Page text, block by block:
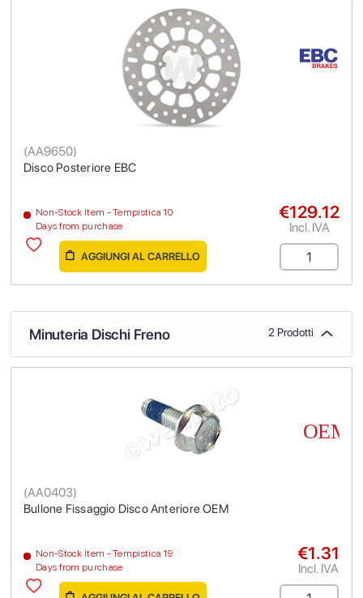
Disco Posteriore EBC
(AA9650)
Non-Stock Item - Tempistica 10
Days from purchase
€129.12
Incl. IVA
AGGIUNGI AL CARRELLO
Minuteria Dischi Freno 2 Prodotti
Bullone Fissaggio Disco Anteriore OEM
(AA0403)
Non-Stock Item - Tempistica 19
Days from purchase
€1.31
Incl. IVA